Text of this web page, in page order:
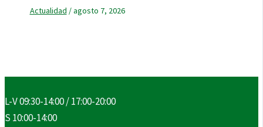
Actualidad /agosto 7, 2026
L-V 09:30-14:00 / 17:00-20:00
S 10:00-14:00